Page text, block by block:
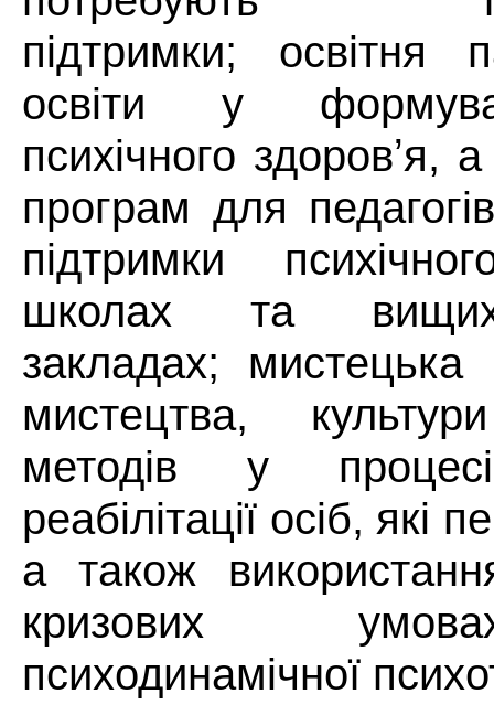
підтримки;
освіти у
психічного здоровʼя,
програм для
підтримки
школах та
закладах;
мистецтва,
методів у
реабілітації осіб, які
а також
кризових
психодинамічної